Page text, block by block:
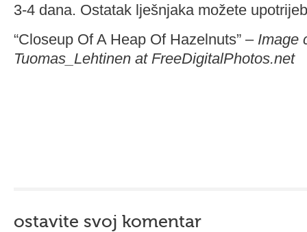
3-4 dana. Ostatak lješnjaka možete
“Closeup Of A Heap Of Hazelnuts” – Image
Tuomas_Lehtinen at FreeDigitalPhotos.net
ostavite svoj komentar